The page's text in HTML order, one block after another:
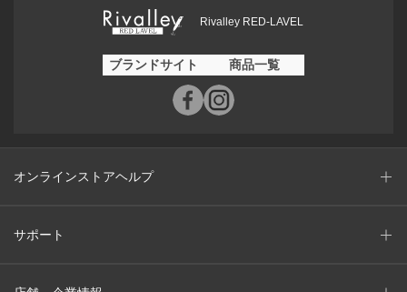
Rivalley RED-LAVEL
ブランドサイト 商品一覧
オンラインストアヘルプ
サポート